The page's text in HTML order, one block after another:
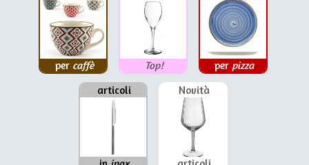
per caffè Top! per pizza
articoli
Novità